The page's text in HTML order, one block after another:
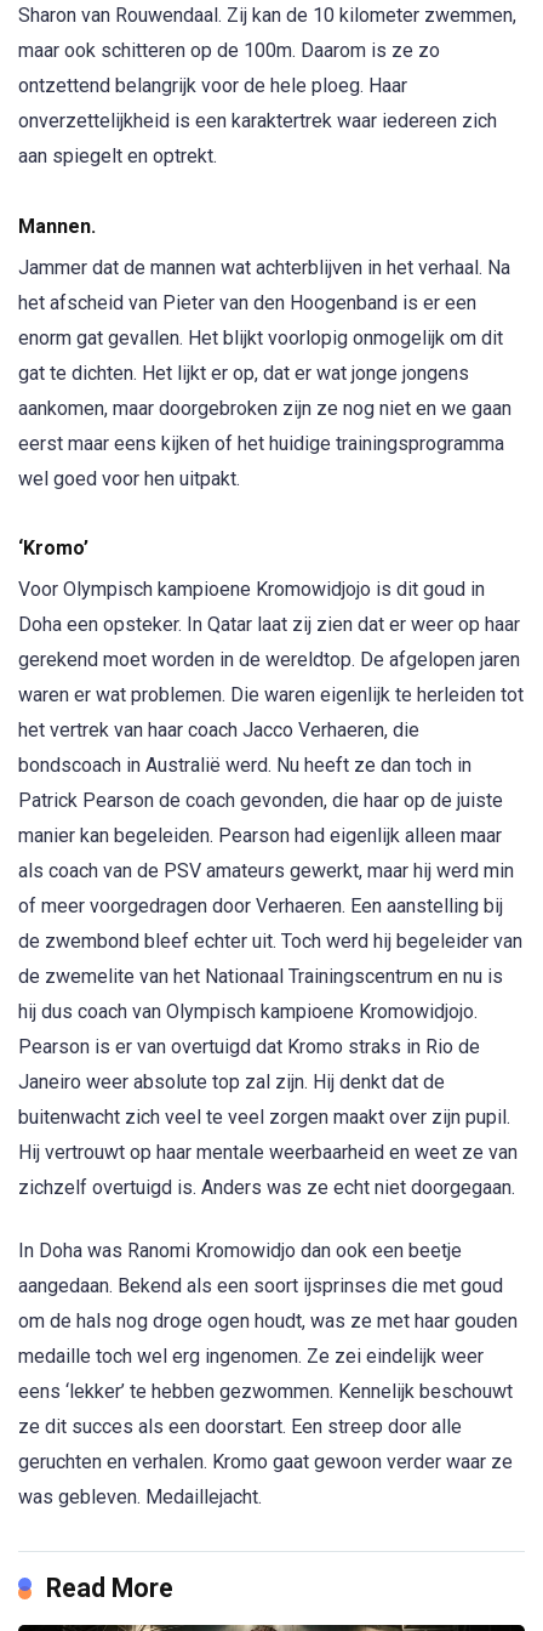
Sharon van Rouwendaal. Zij kan de 10 kilometer zwemmen,
maar ook schitteren op de 100m. Daarom is ze zo
ontzettend belangrijk voor de hele ploeg. Haar
onverzettelijkheid is een karaktertrek waar iedereen zich
aan spiegelt en optrekt.
Mannen.
Jammer dat de mannen wat achterblijven in het verhaal. Na
het afscheid van Pieter van den Hoogenband is er een
enorm gat gevallen. Het blijkt voorlopig onmogelijk om dit
gat te dichten. Het lijkt er op, dat er wat jonge jongens
aankomen, maar doorgebroken zijn ze nog niet en we gaan
eerst maar eens kijken of het huidige trainingsprogramma
wel goed voor hen uitpakt.
‘Kromo’
Voor Olympisch kampioene Kromowidjojo is dit goud in
Doha een opsteker. In Qatar laat zij zien dat er weer op haar
gerekend moet worden in de wereldtop. De afgelopen jaren
waren er wat problemen. Die waren eigenlijk te herleiden tot
het vertrek van haar coach Jacco Verhaeren, die
bondscoach in Australië werd. Nu heeft ze dan toch in
Patrick Pearson de coach gevonden, die haar op de juiste
manier kan begeleiden. Pearson had eigenlijk alleen maar
als coach van de PSV amateurs gewerkt, maar hij werd min
of meer voorgedragen door Verhaeren. Een aanstelling bij
de zwembond bleef echter uit. Toch werd hij begeleider van
de zwemelite van het Nationaal Trainingscentrum en nu is
hij dus coach van Olympisch kampioene Kromowidjojo.
Pearson is er van overtuigd dat Kromo straks in Rio de
Janeiro weer absolute top zal zijn. Hij denkt dat de
buitenwacht zich veel te veel zorgen maakt over zijn pupil.
Hij vertrouwt op haar mentale weerbaarheid en weet ze van
zichzelf overtuigd is. Anders was ze echt niet doorgegaan.
In Doha was Ranomi Kromowidjo dan ook een beetje
aangedaan. Bekend als een soort ijsprinses die met goud
om de hals nog droge ogen houdt, was ze met haar gouden
medaille toch wel erg ingenomen. Ze zei eindelijk weer
eens ‘lekker’ te hebben gezwommen. Kennelijk beschouwt
ze dit succes als een doorstart. Een streep door alle
geruchten en verhalen. Kromo gaat gewoon verder waar ze
was gebleven. Medaillejacht.
Read More